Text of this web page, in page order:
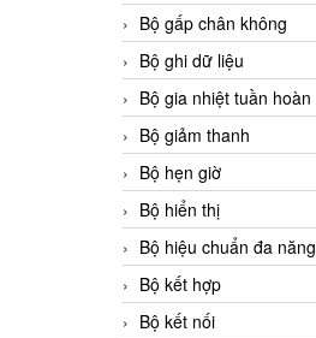
Bộ gấp chân không
Bộ ghi dữ liệu
Bộ gia nhiệt tuần hoàn
Bộ giảm thanh
Bộ hẹn giờ
Bộ hiển thị
Bộ hiệu chuẩn đa năng
Bộ kết hợp
Bộ kết nối